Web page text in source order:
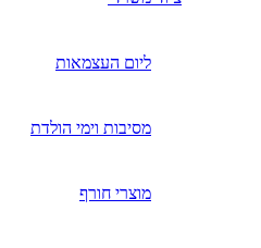
ליום העצמאות
מסיבות וימי הולדת
מוצרי חורף